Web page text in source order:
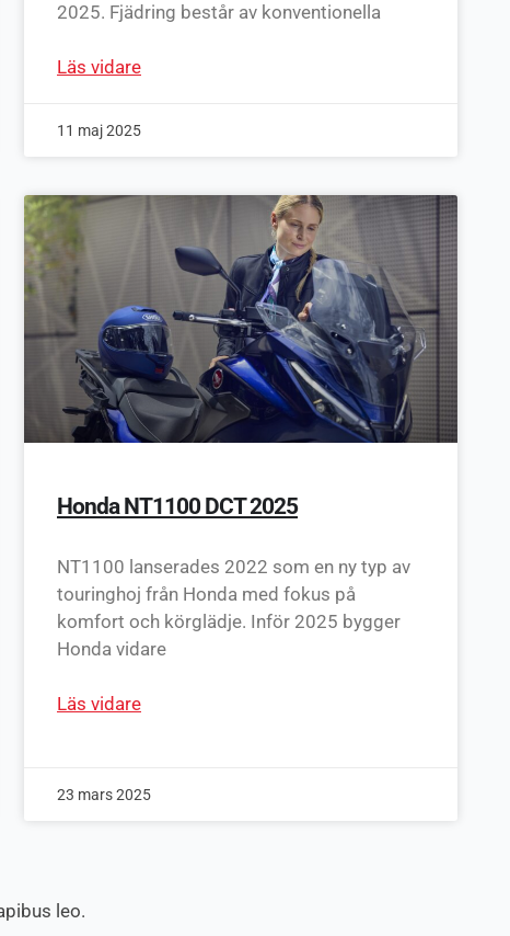
2025. Fjädring består av konventionella
Läs vidare
11 maj 2025
Honda NT1100 DCT 2025
NT1100 lanserades 2022 som en ny typ av
touringhoj från Honda med fokus på
komfort och körglädje. Inför 2025 bygger
Honda vidare
Läs vidare
23 mars 2025
leo.